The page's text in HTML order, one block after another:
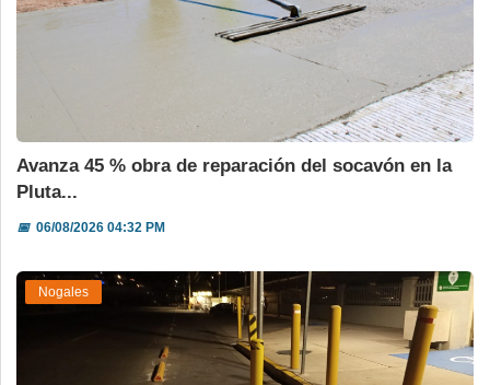
Avanza 45 % obra de reparación del socavón en la
Pluta...
📅06/08/2026 04:32 PM
Nogales